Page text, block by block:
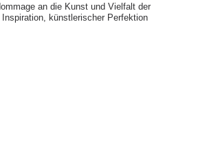
an die Kunst und Vielfalt der
künstlerischer Perfektion